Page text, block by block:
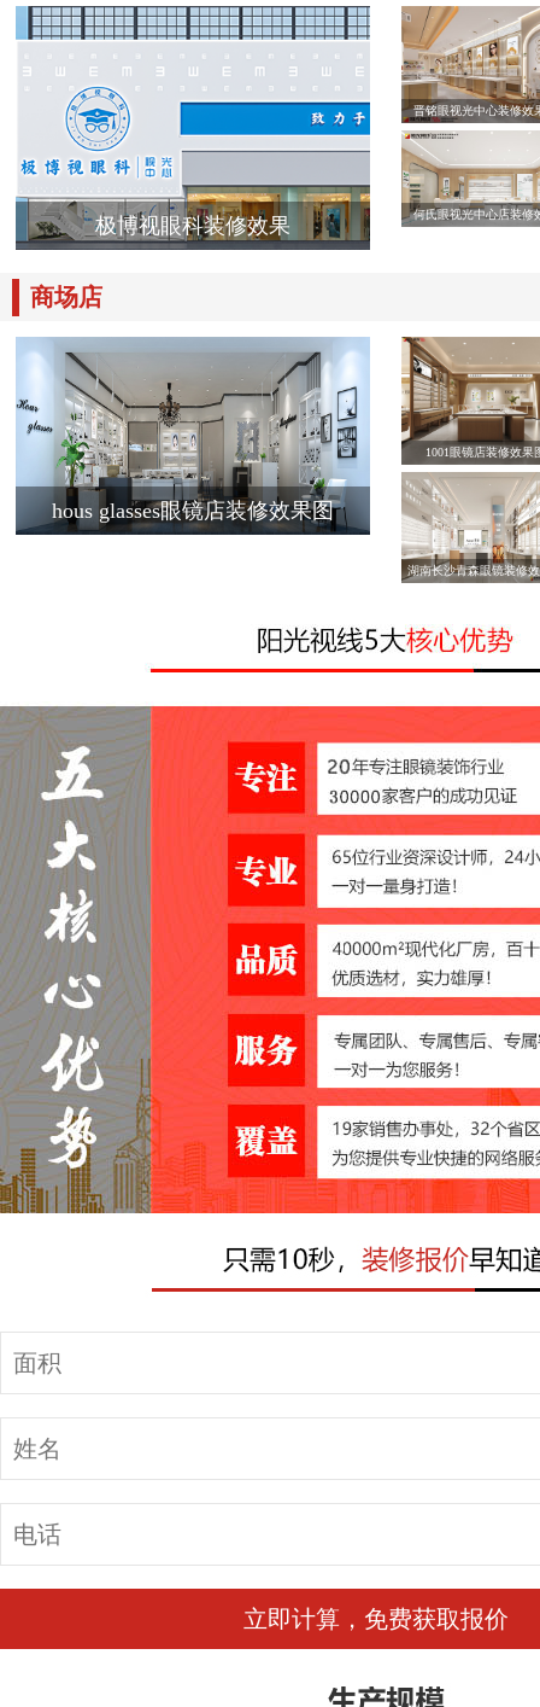
极博视眼科装修效果
晋铭眼视光中心装修效
何氏眼视光中心店装修
商场店
hous glasses眼镜店装修效果图
1001眼镜店装修效果
湖南长沙青森眼镜装修